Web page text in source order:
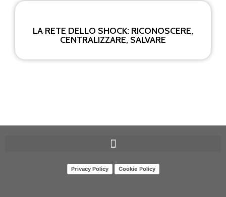
LA RETE DELLO SHOCK: RICONOSCERE,
CENTRALIZZARE, SALVARE
Privacy Policy Cookie Policy